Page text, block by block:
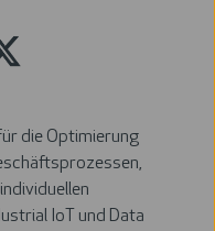
die Optimierung
IoT und Data